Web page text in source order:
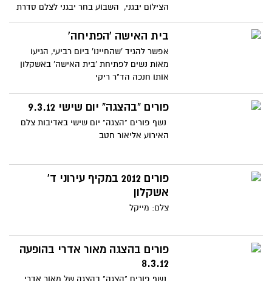
הצילום יבגני, השבוע בחר יבגני לצלם סדרת
תמונות מרחובות
בית האישה 'הפתיחה'
אפשר להגיד 'שהחיינו' ביום רביעי, הגיעו
מאות נשים לפתיחת 'בית האישה' באשקלון
אותו חנכה הד"ר ריקי
פורים "בהצגה" יום שישי 9.3.12
נשף פורים "הצגה" יום שישי באדיבות צלם
האירוע אליאור חטב
פורים 2012 במקיף עירוני ד'
אשקלון
צלם: מייקל
פורים בהצגה מאור אדרי בהופעה
8.3.12
נשף פורים "הצגה" בהצגה של מאור אדרי